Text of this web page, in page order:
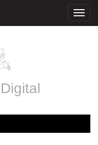
Digital